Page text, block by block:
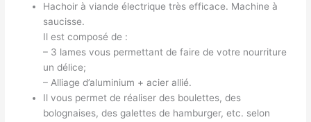
Hachoir à viande électrique très efficace. Machine à
saucisse.
Il est composé de :
– 3 lames vous permettant de faire de votre nourriture
un délice;
– Alliage d’aluminium + acier allié.
Il vous permet de réaliser des boulettes, des
bolognaises, des galettes de hamburger, etc. selon